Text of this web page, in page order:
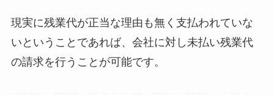
現実に残業代が正当な理由も無く支払われていな
いということであれば、会社に対し未払い残業代
の請求を行うことが可能です。